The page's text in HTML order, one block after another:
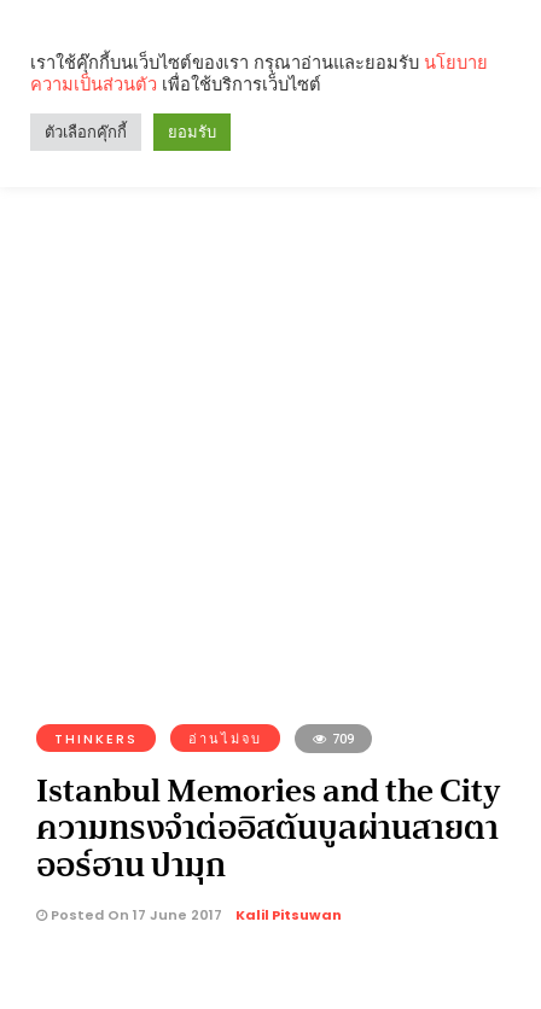
THINKERS อ่านไม่จบ 709
Istanbul Memories and the City
ความทรงจำต่ออิสตันบูลผ่านสายตา
ออร์ฮาน ปามุก
Posted On 17 June 2017 Kalil Pitsuwan
เราใช้คุ๊กกี้บนเว็บไซต์ของเรา กรุณาอ่านและยอมรับ นโยบาย
ความเป็นส่วนตัว เพื่อใช้บริการเว็บไซต์
ตัวเลือกคุ๊กกี้ ยอมรับ